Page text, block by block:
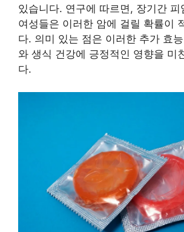
있습니다. 연구에 따르면, 장기간 피
여성들은 이러한 암에 걸릴 확률이
다. 의미 있는 점은 이러한 추가 효
와 생식 건강에 긍정적인 영향을 미
다.